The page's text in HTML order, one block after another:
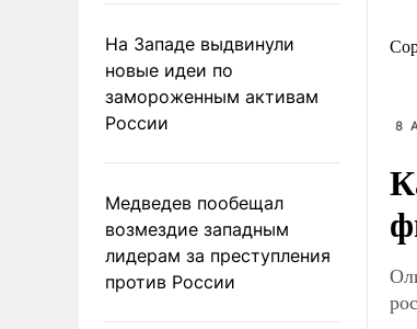
На Западе выдвинули
новые идеи по
замороженным активам
России
Медведев пообещал
возмездие западным
лидерам за преступления
против России
8